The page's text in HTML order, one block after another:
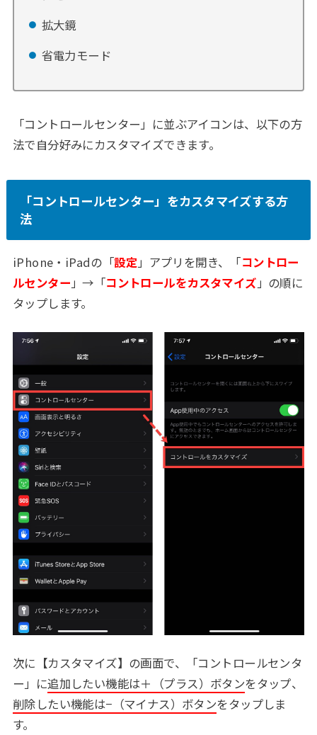
拡大鏡
省電力モード
「コントロールセンター」に並ぶアイコンは、以下の方
法で自分好みにカスタマイズできます。
「コントロールセンター」をカスタマイズする方
法
iPhone・iPadの「設定」アプリを開き、「コントロー
ルセンター」→「コントロールをカスタマイズ」の順に
タップします。
次に【カスタマイズ】の画面で、「コントロールセンタ
ー」に追加したい機能は＋（プラス）ボタンをタップ、
削除したい機能は−（マイナス）ボタンをタップしま
す。